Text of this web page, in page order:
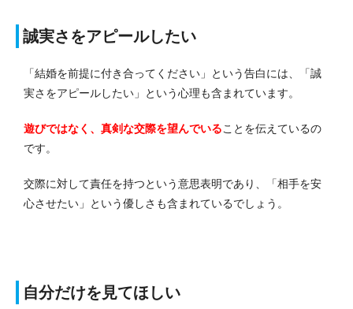
誠実さをアピールしたい
「結婚を前提に付き合ってください」という告白には、「誠
実さをアピールしたい」という心理も含まれています。
遊びではなく、真剣な交際を望んでいることを伝えているの
です。
交際に対して責任を持つという意思表明であり、「相手を安
心させたい」という優しさも含まれているでしょう。
自分だけを見てほしい